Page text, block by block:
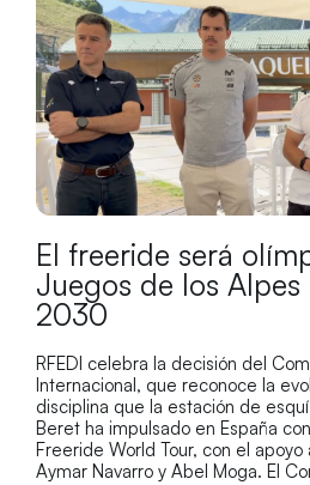
El freeride será
Juegos de los Alpes
2030
RFEDI celebra la decisión del
Internacional, que reconoce la
disciplina que la estación de
Beret ha impulsado en España
Freeride World Tour, con el
Aymar Navarro y Abel Moga. El